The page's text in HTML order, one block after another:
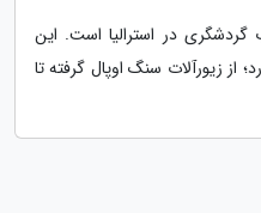
در استرالیا است. این
از زیورآلات سنگ اوپال گرفته تا